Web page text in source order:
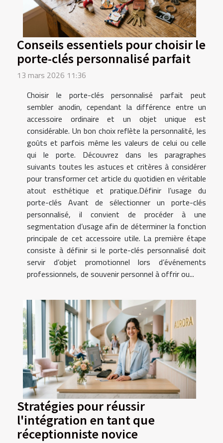
Conseils essentiels pour choisir le
porte-clés personnalisé parfait
13 mars 2026 11:36
Choisir le porte-clés personnalisé parfait peut
sembler anodin, cependant la différence entre un
accessoire ordinaire et un objet unique est
considérable. Un bon choix reflète la personnalité, les
goûts et parfois même les valeurs de celui ou celle
qui le porte. Découvrez dans les paragraphes
suivants toutes les astuces et critères à considérer
pour transformer cet article du quotidien en véritable
atout esthétique et pratique.Définir l’usage du
porte-clés Avant de sélectionner un porte-clés
personnalisé, il convient de procéder à une
segmentation d’usage afin de déterminer la fonction
principale de cet accessoire utile. La première étape
consiste à définir si le porte-clés personnalisé doit
servir d’objet promotionnel lors d’événements
professionnels, de souvenir personnel à offrir ou...
Stratégies pour réussir
l'intégration en tant que
réceptionniste novice